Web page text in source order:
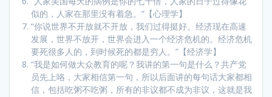
似的，人家在那里没有着急。”【心理学】
“你说世界不开放就不开放，我们过得挺好。经济现在高速
发展，世界不放开，世界会进入一个经济危机的。经济危机
要死很多人的，到时候死的都是穷人。”【经济学】
“我是如何做大众教育的呢？我讲的第一句是什么？共产党
员先上咯，大家相信第一句，所以后面讲的每句话大家都相
信，包括吃粥不吃粥，所有的非议都不成为非议，这就是我